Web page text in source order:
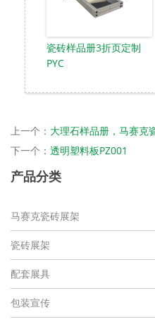
瓷砖样品册3折页定制
PYC
上一个： 大理石样品册，马赛克
下一个： 透明塑料板PZ001
产品分类
马赛克瓷砖展架
瓷砖展架
配套展具
包装宣传